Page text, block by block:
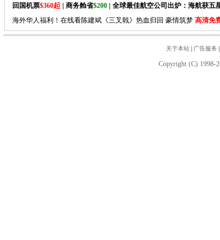
回国机票$360起 | 商务舱省$200 | 全球最佳航空公司出炉：海航获五
海外华人福利！在线看陈建斌《三叉戟》热血归回 豪情筑梦 高清免
关于本站| 广告服务
Copyright (C) 1998-